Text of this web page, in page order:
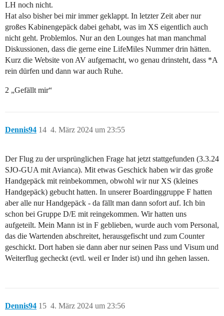
LH noch nicht.
Hat also bisher bei mir immer geklappt. In letzter Zeit aber nur
großes Kabinengepäck dabei gehabt, was im XS eigentlich auch
nicht geht. Problemlos. Nur an den Lounges hat man manchmal
Diskussionen, dass die gerne eine LifeMiles Nummer drin hätten.
Kurz die Website von AV aufgemacht, wo genau drinsteht, dass *A
rein dürfen und dann war auch Ruhe.
2 „Gefällt mir“
Dennis94 4. März 2024 um 23:55
14
Der Flug zu der ursprünglichen Frage hat jetzt stattgefunden (3.3.24
SJO-GUA mit Avianca). Mit etwas Geschick haben wir das große
Handgepäck mit reinbekommen, obwohl wir nur XS (kleines
Handgepäck) gebucht hatten. In unserer Boardinggruppe F hatten
aber alle nur Handgepäck - da fällt man dann sofort auf. Ich bin
schon bei Gruppe D/E mit reingekommen. Wir hatten uns
aufgeteilt. Mein Mann ist in F geblieben, wurde auch vom Personal,
das die Wartenden abschreitet, herausgefischt und zum Counter
geschickt. Dort haben sie dann aber nur seinen Pass und Visum und
Weiterflug gecheckt (evtl. weil er Inder ist) und ihn gehen lassen.
Dennis94 4. März 2024 um 23:56
15